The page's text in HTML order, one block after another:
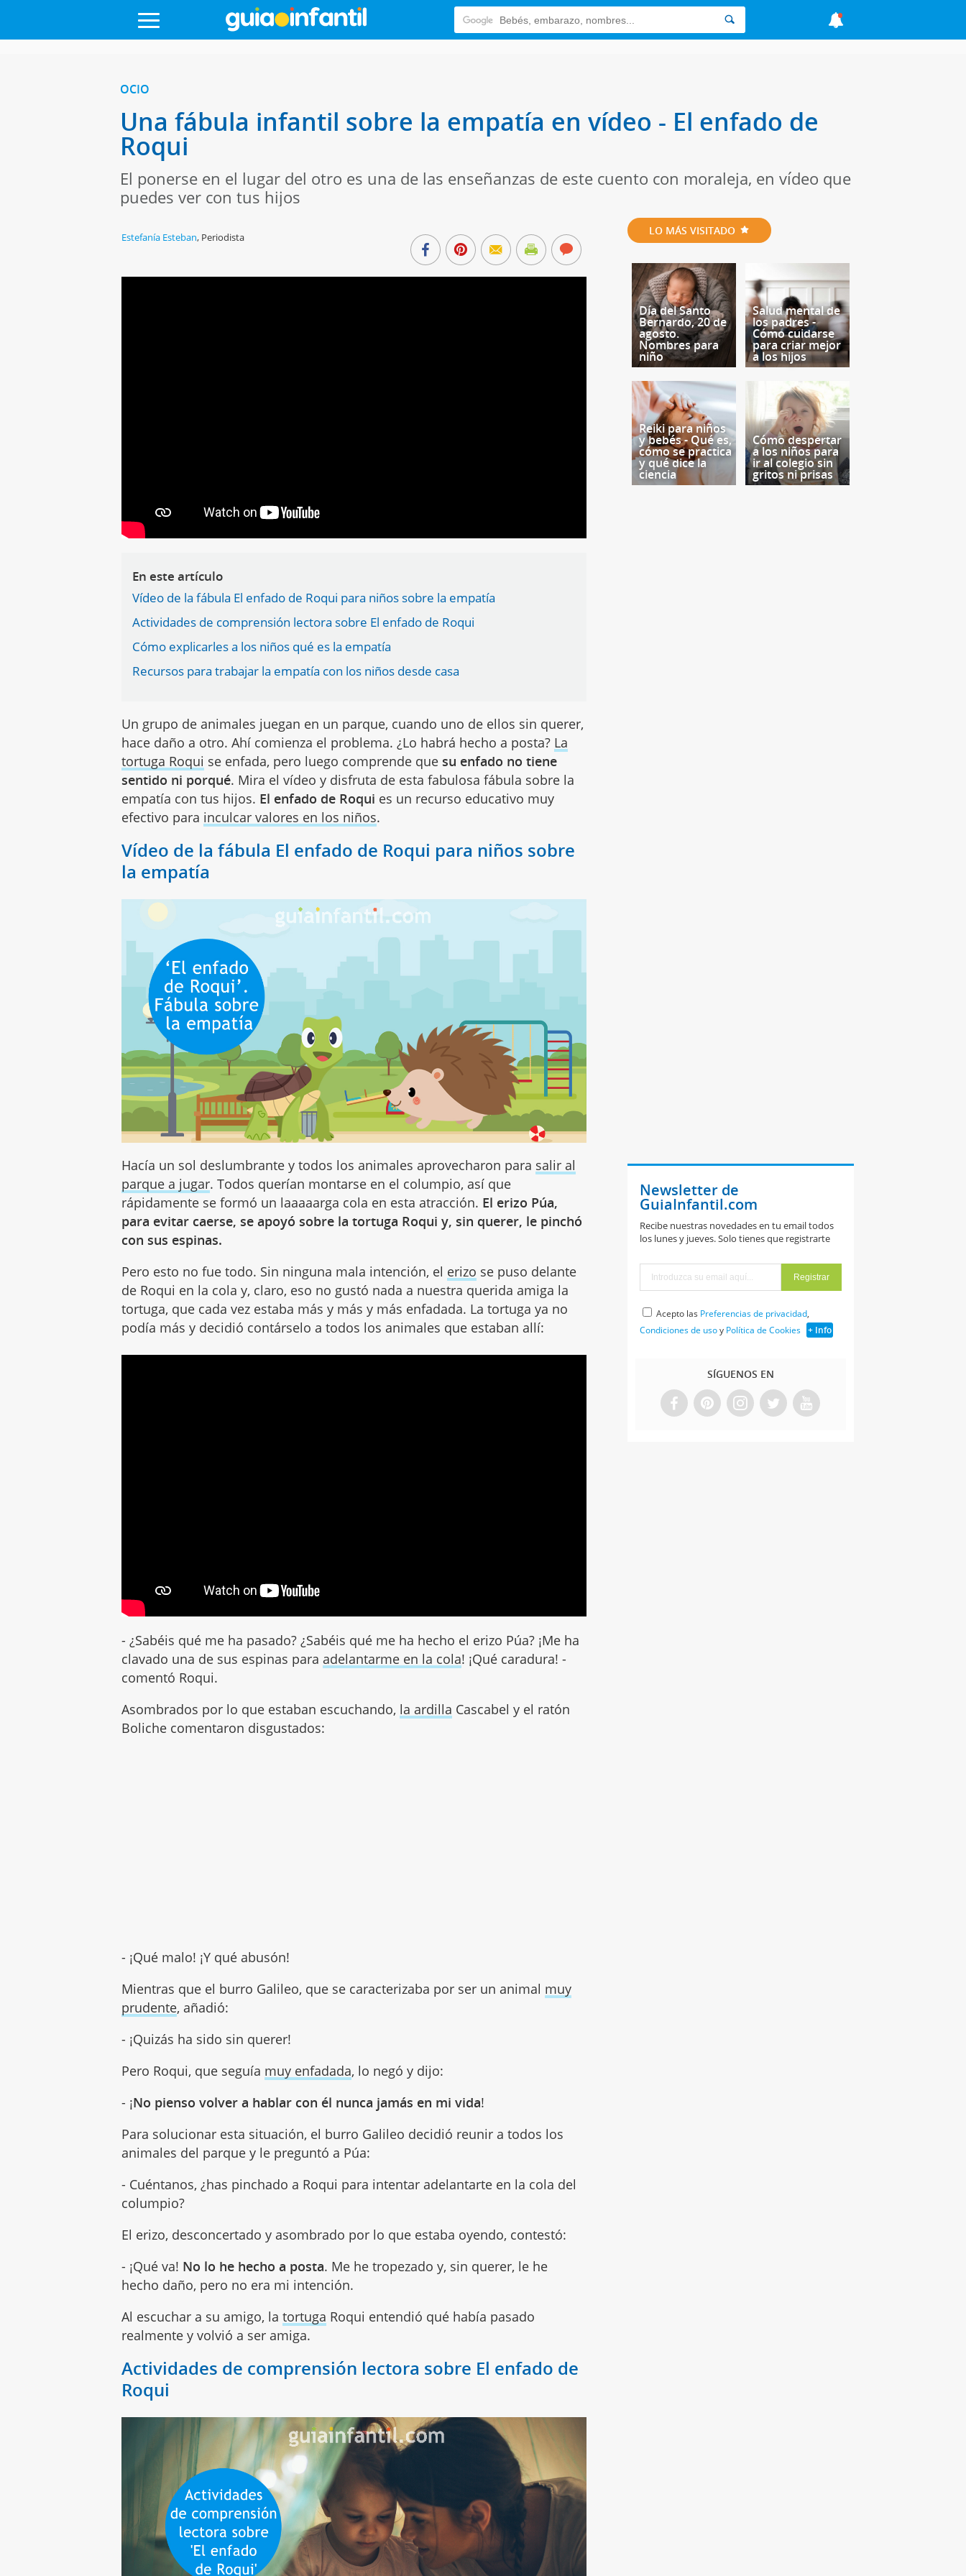
OCIO
Una fábula infantil sobre la empatía en vídeo - El enfado de
Roqui
El ponerse en el lugar del otro es una de las enseñanzas de este cuento con moraleja, en vídeo que
puedes ver con tus hijos
Estefanía Esteban, Periodista
En este artículo
Vídeo de la fábula El enfado de Roqui para niños sobre la empatía
Actividades de comprensión lectora sobre El enfado de Roqui
Cómo explicarles a los niños qué es la empatía
Recursos para trabajar la empatía con los niños desde casa
Un grupo de animales juegan en un parque, cuando uno de ellos sin querer,
hace daño a otro. Ahí comienza el problema. ¿Lo habrá hecho a posta? La
tortuga Roqui se enfada, pero luego comprende quesu enfado no tiene
sentido ni porqué. Mira el vídeo y disfruta de esta fabulosa fábula sobre la
empatía con tus hijos. El enfado de Roqui es un recurso educativo muy
efectivo para inculcar valores en los niños.
Vídeo de la fábula El enfado de Roqui para niños sobre
la empatía
Hacía un sol deslumbrante y todos los animales aprovecharon para salir al
parque a jugar. Todos querían montarse en el columpio, así que
rápidamente se formó un laaaaarga cola en esta atracción. El erizo Púa,
para evitar caerse, se apoyó sobre la tortuga Roqui y, sin querer, le pinchó
con sus espinas.
Pero esto no fue todo. Sin ninguna mala intención, el erizo se puso delante
de Roqui en la cola y, claro, eso no gustó nada a nuestra querida amiga la
tortuga, que cada vez estaba más y más y más enfadada. La tortuga ya no
podía más y decidió contárselo a todos los animales que estaban allí:
- ¿Sabéis qué me ha pasado? ¿Sabéis qué me ha hecho el erizo Púa? ¡Me ha
clavado una de sus espinas para adelantarme en la cola! ¡Qué caradura! -
comentó Roqui.
Asombrados por lo que estaban escuchando, la ardilla Cascabel y el ratón
Boliche comentaron disgustados:
- ¡Qué malo! ¡Y qué abusón!
Mientras que el burro Galileo, que se caracterizaba por ser un animal muy
prudente, añadió:
- ¡Quizás ha sido sin querer!
Pero Roqui, que seguía muy enfadada, lo negó y dijo:
- ¡No pienso volver a hablar con él nunca jamás en mi vida!
Para solucionar esta situación, el burro Galileo decidió reunir a todos los
animales del parque y le preguntó a Púa:
- Cuéntanos, ¿has pinchado a Roqui para intentar adelantarte en la cola del
columpio?
El erizo, desconcertado y asombrado por lo que estaba oyendo, contestó:
- ¡Qué va! No lo he hecho a posta. Me he tropezado y, sin querer, le he
hecho daño, pero no era mi intención.
Al escuchar a su amigo, latortuga Roqui entendió qué había pasado
realmente y volvió a ser amiga.
Actividades de comprensión lectora sobre El enfado de
Roqui
LO MÁS VISITADO
Día del Santo
Bernardo, 20 de
agosto.
Nombres para
niño
Salud mental de
los padres -
Cómo cuidarse
para criar mejor
a los hijos
Reiki para niños
y bebés - Qué es,
cómo se practica
y qué dice la
ciencia
Cómo despertar
a los niños para
ir al colegio sin
gritos ni prisas
Newsletter de
GuiaInfantil.com
Recibe nuestras novedades en tu email todos
los lunes y jueves. Solo tienes que registrarte
Acepto las Preferencias de privacidad,
Condiciones de usoy Política de Cookies + Info
SÍGUENOS EN